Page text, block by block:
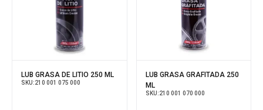
LUB GRASA DE LITIO 250 ML
SKU:210 001 075 000
LUB GRASA GRAFITADA 250
ML
SKU:210 001 070 000